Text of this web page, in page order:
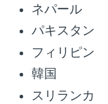
ネパール
パキスタン
フィリピン
韓国
スリランカ